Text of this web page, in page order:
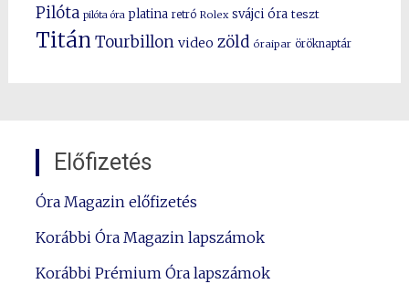
Pilóta pilóta óra platina retró Rolex svájci óra teszt
Titán Tourbillon video zöld óraipar öröknaptár
Előfizetés
Óra Magazin előfizetés
Korábbi Óra Magazin lapszámok
Korábbi Prémium Óra lapszámok